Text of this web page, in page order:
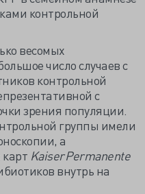
контрольной
весомых
число случаев с
контрольной
с
зрения популяции.
группы имели
а
Kaiser Permanente
внутрь на